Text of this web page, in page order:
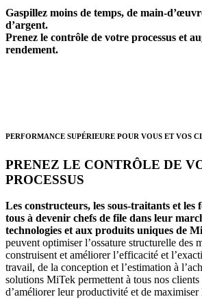
Gaspillez moins de temps, de main-
d’argent.
Prenez le contrôle de votre processus et
rendement.
PERFORMANCE SUPÉRIEURE POUR VOUS ET VOS
PRENEZ LE CONTRÔLE DE
PROCESSUS
Les constructeurs, les sous-traitants et les
tous à devenir chefs de file dans leur
technologies et aux produits uniques de
peuvent optimiser l’ossature structurelle des
construisent et améliorer l’efficacité et
travail, de la conception et l’estimation à
solutions MiTek permettent à tous nos clients
d’améliorer leur productivité et de